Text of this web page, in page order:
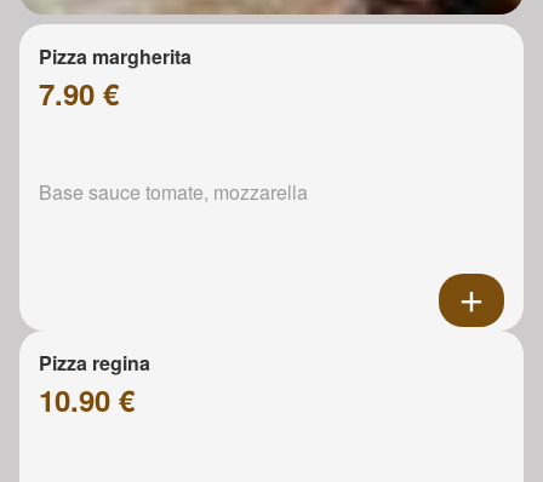
Pizza margherita
7.90 €
Base sauce tomate, mozzarella
Pizza regina
10.90 €